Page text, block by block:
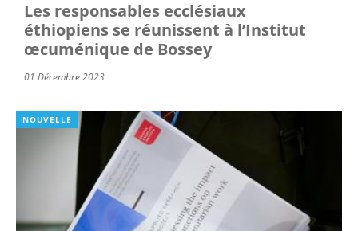
Les responsables ecclésiaux
éthiopiens se réunissent à l’Institut
œcuménique de Bossey
01 Décembre 2023
NOUVELLE